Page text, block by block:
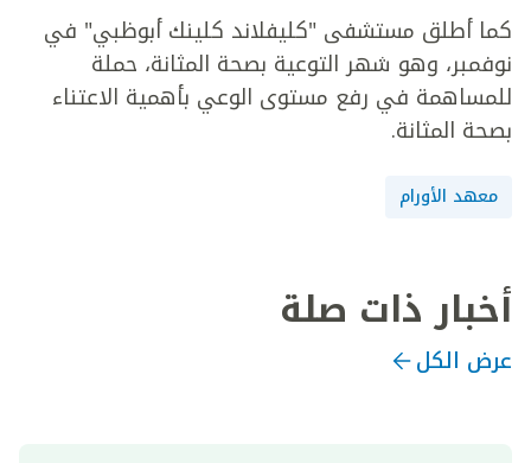
كما أطلق مستشفى "كليفلاند كلينك أبوظبي" في
نوفمبر، وهو شهر التوعية بصحة المثانة، حملة
للمساهمة في رفع مستوى الوعي بأهمية الاعتناء
بصحة المثانة.
معهد الأورام
أخبار ذات صلة
عرض الكل